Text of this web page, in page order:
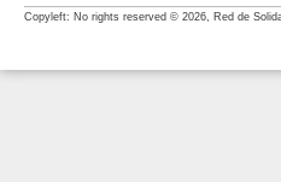
Copyleft: No rights reserved © 2026, Red de